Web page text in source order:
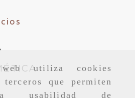
utiliza cookies
que permiten
usabilidad de